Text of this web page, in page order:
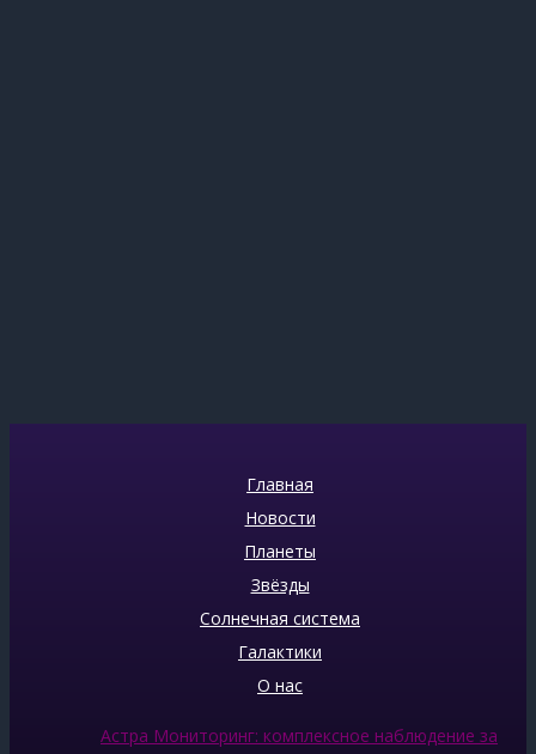
Главная
Новости
Планеты
Звёзды
Солнечная система
Галактики
О нас
Астра Мониторинг: комплексное наблюдение за